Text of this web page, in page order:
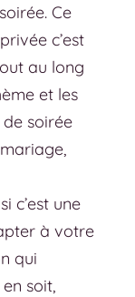
Ce
c’est
au long
et les
soirée
c’est une
à votre
qui
en soit,